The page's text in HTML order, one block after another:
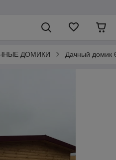
ДОМИКИ Дачный домик